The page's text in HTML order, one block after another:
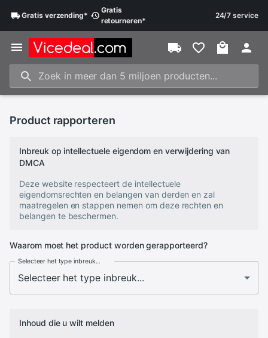
Gratisverzending*
Gratis
retourneren*
24/7 service
Product rapporteren
Inbreuk op intellectuele eigendom en verwijdering van
DMCA
Deze website respecteert de intellectuele
eigendomsrechten en belangen van derden en zal
maatregelen en stappen nemen om deze rechten en
belangen te beschermen.
Waarom moet het product worden gerapporteerd?
Selecteer het type inbreuk...
Inhoud die u wilt melden